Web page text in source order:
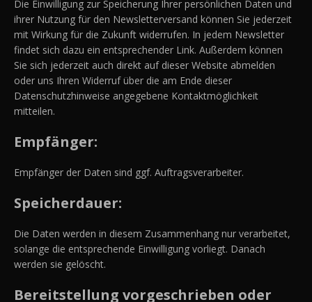
Die Einwilligung zur Speicherung Ihrer persönlichen Daten und
ihrer Nutzung für den Newsletterversand können Sie jederzeit
mit Wirkung für die Zukunft widerrufen. In jedem Newsletter
findet sich dazu ein entsprechender Link. Außerdem können
Sie sich jederzeit auch direkt auf dieser Website abmelden
oder uns Ihren Widerruf über die am Ende dieser
Datenschutzhinweise angegebene Kontaktmöglichkeit
mitteilen.
Empfänger:
Empfänger der Daten sind ggf. Auftragsverarbeiter.
Speicherdauer:
Die Daten werden in diesem Zusammenhang nur verarbeitet,
solange die entsprechende Einwilligung vorliegt. Danach
werden sie gelöscht.
Bereitstellung vorgeschrieben oder